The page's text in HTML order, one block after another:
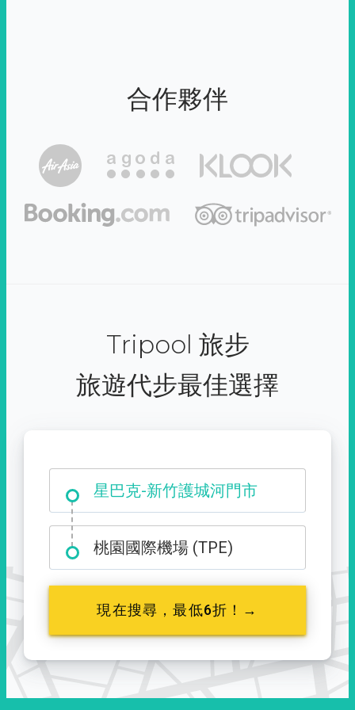
合作夥伴
Tripool 旅步
旅遊代步最佳選擇
星巴克-新竹護城河門市
大霸尖山登山口
桃園國際機場 (TPE)
現在搜尋，最低6折！→